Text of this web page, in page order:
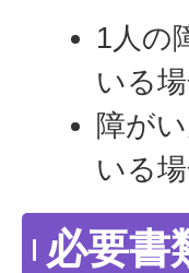
1人の
いる
障が
いる
必要書